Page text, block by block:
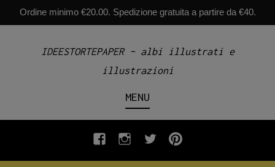
Ordine minimo €20.00. Spedizione gratuita a partire da €40.
IDEESTORTEPAPER – albi illustrati e
illustrazioni
MENU
fb INSTAGRAM
twiterpinterest